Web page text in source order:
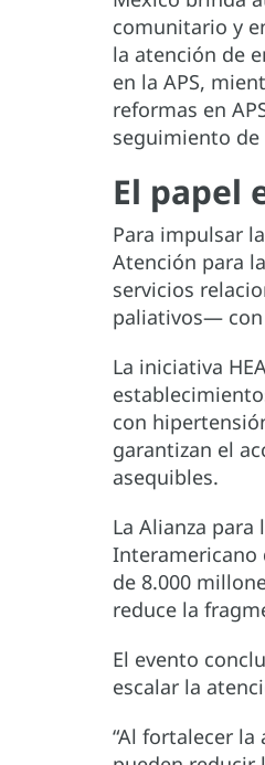
comunitario y
la atención de
en la APS,
reformas en
seguimiento de
El papel
Para impulsar
Atención para
servicios
paliativos— con
La iniciativa
con
garantizan el
asequibles.
La Alianza para
Interamericano
de 8.000
reduce la
El evento
escalar la
“Al fortalecer